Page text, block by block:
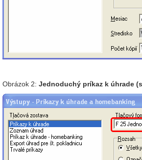
Obrázok 2: Jednoduchý príkaz k úhrade